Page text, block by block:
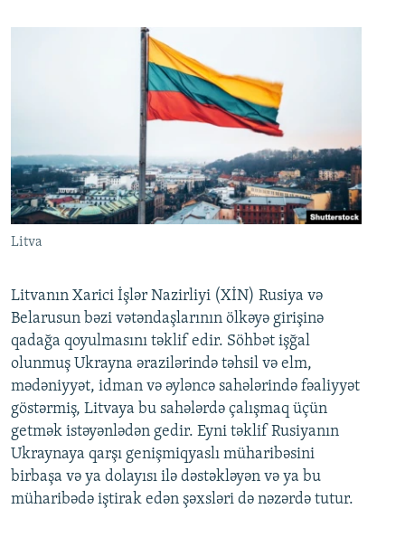
Litva
Litvanın Xarici İşlər Nazirliyi (XİN) Rusiya və
Belarusun bəzi vətəndaşlarının ölkəyə girişinə
qadağa qoyulmasını təklif edir. Söhbət işğal
olunmuş Ukrayna ərazilərində təhsil və elm,
mədəniyyət, idman və əyləncə sahələrində fəaliyyət
göstərmiş, Litvaya bu sahələrdə çalışmaq üçün
getmək istəyənlədən gedir. Eyni təklif Rusiyanın
Ukraynaya qarşı genişmiqyaslı müharibəsini
birbaşa və ya dolayısı ilə dəstəkləyən və ya bu
müharibədə iştirak edən şəxsləri də nəzərdə tutur.